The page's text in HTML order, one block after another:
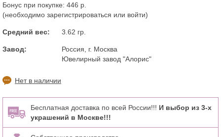
Бонус при покупке: 446 р.
(необходимо зарегистрироваться или войти)
Средний вес: 3.62 гр.
Завод:
Россия, г. Москва
Ювелирный завод "Алорис"
Нет в наличии
Бесплатная доставка по всей России!!! И выбор из 3-х
украшений в Москве!!!